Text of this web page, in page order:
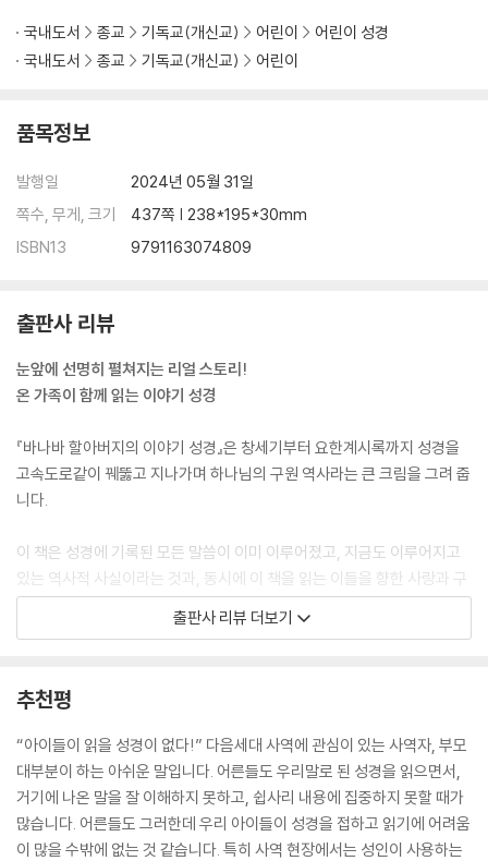
라합이 이스라엘의 정탐꾼을 도왔어요 · 140
마른 땅이 된 요단강을 걸어서 건넜어요 · 144
가나안 정착 - 이스라엘이 가나안 땅을 차지했어요 · 152
사사 시대
하나님이 사사들을 세우셨어요 · 156
여자 사사 드보라가 적을 물리쳤어요 · 158
어두운 세상에 빛같이 산 사람들
이방 여인 룻이 하나님을 믿었어요 · 172
하나님이 사무엘을 선지자로 세우셨어요 · 178
통일 왕국
그 마음에 하나님이 없는 사울
사울이 이스라엘의 첫 왕이 되었어요 · 186
그 마음 중심에 하나님을 모신 다윗
다윗이 골리앗을 물리쳤어요 · 190
다윗이 사울 왕을 살려 주었어요 · 192
다윗이 요나단과의 약속을 지켰어요 · 196
다윗이 잘못을 뉘우쳤어요 · 200
하나님이 솔로몬에게 지혜를 주셨어요 · 204
솔로몬이 성전을 지었어요 · 208
솔로몬이 하나님이 주신 큰 복을 누렸어요 · 210
솔로몬의 마음이 하나님을 떠났어요 · 212
국내도서 종교 기독교(개신교) 어린이
어린이 성경
국내도서
종교 기독교(개신교) 어린이
품목정보
발행일
2024년 05월 31일
쪽수, 무게, 크기
437쪽 | 238*195*30mm
ISBN13
9791163074809
출판사 리뷰
눈앞에 선명히 펼쳐지는 리얼 스토리!
온 가족이 함께 읽는 이야기 성경
『바나바 할아버지의 이야기 성경』은 창세기부터 요한계시록까지 성경을
고속도로같이 꿰뚫고 지나가며 하나님의 구원 역사라는 큰 크림을 그려 줍
니다.
이 책은 성경에 기록된 모든 말씀이 이미 이루어졌고, 지금도 이루어지고
있는 역사적 사실이라는 것과, 동시에 이 책을 읽는 이들을 향한 사랑과 구
원의 이야기임을 일깨우는 데 집중하고 있습니다.
에 맞추어 전달하고 각인시키기 위해 그간의 신앙 여정에서 쌓아 온 모든
것을 쏟아 내었습니다.
신앙의 성장이 멈추어 버리고 진리를 구분하기 어려워진 이 시대에, 이 책
은 다음세대가 진리의 말씀인 성경을 대하는 평생의 습관을 잡아 주고 그
들을 예수님께 붙여 놓는 접착제가 되어 줄 것입니다.
출판사 리뷰 더보기
추천평
“아이들이 읽을 성경이 없다!” 다음세대 사역에 관심이 있는 사역자, 부모
대부분이 하는 아쉬운 말입니다. 어른들도 우리말로 된 성경을 읽으면서,
거기에 나온 말을 잘 이해하지 못하고, 쉽사리 내용에 집중하지 못할 때가
많습니다. 어른들도 그러한데 우리 아이들이 성경을 접하고 읽기에 어려움
이 많을 수밖에 없는 것 같습니다. 특히 사역 현장에서는 성인이 사용하는